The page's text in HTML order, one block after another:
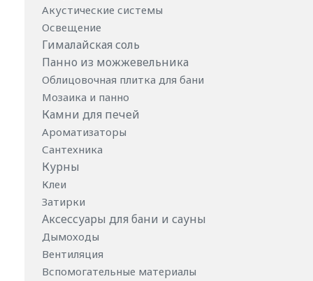
Акустические системы
Освещение
Гималайская соль
Панно из можжевельника
Облицовочная плитка для бани
Мозаика и панно
Камни для печей
Ароматизаторы
Сантехника
Курны
Клеи
Затирки
Аксессуары для бани и сауны
Дымоходы
Вентиляция
Вспомогательные материалы